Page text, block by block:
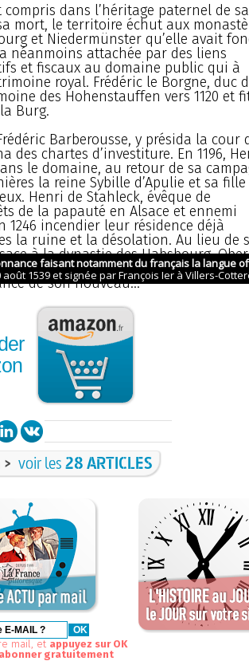
dans l’héritage paternel de
mort, le territoire échut aux
et Niedermünster qu’elle avait
néanmoins attachée par des liens
et fiscaux au domaine public qui à
royal. Frédéric le Borgne, duc
des Hohenstauffen vers 1120 et
Burg.
Barberousse, y présida la cour
des chartes d’investiture. En 1196,
le domaine, au retour de sa
la reine Sybille d’Apulie et sa fille
Henri de Stahleck, évêque de
de la papauté en Alsace et ennemi
incendier leur résidence déjà
la ruine et la désolation. Au lieu de
à la dynastie des Habsbourg,
successeur de Henri de
de son nouveau...
voir les28 ARTICLES
mail, et appuyez sur OK
abonner gratuitement